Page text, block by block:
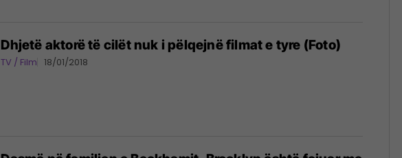
Dhjetë aktorë të cilët nuk i pëlqejnë filmat e tyre (Foto)
TV / Film 18/01/2018